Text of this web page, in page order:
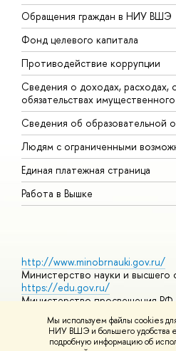
Мы используем файлы cookies
НИУ ВШЭ и большего удобства
подробную информацию об
Обращения граждан в НИУ ВШЭ
Фонд целевого капитала
Противодействие коррупции
Сведения о доходах, расходах,
обязательствах
Сведения об образовательной
Людям с ограниченными
Единая платежная страница
Работа в Вышке
http://www.minobrnauki.gov.ru/
Министерство науки и высшего
https://edu.gov.ru/
Министерство просвещения РФ
Массовые открытые онлайн-